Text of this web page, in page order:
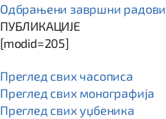
Одбрањени завршни радови
ПУБЛИКАЦИЈЕ
[modid=205]
Преглед свих часописа
Преглед свих монографија
Преглед свих уџбеника